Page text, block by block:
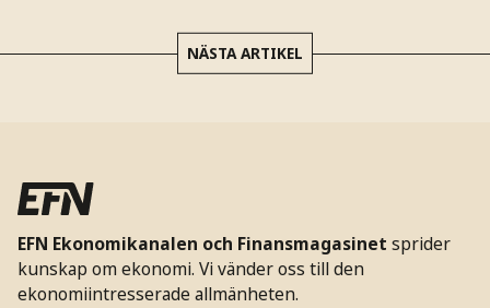
NÄSTA ARTIKEL
EFN Ekonomikanalen och Finansmagasinet sprider
kunskap om ekonomi. Vi vänder oss till den
ekonomiintresserade allmänheten.